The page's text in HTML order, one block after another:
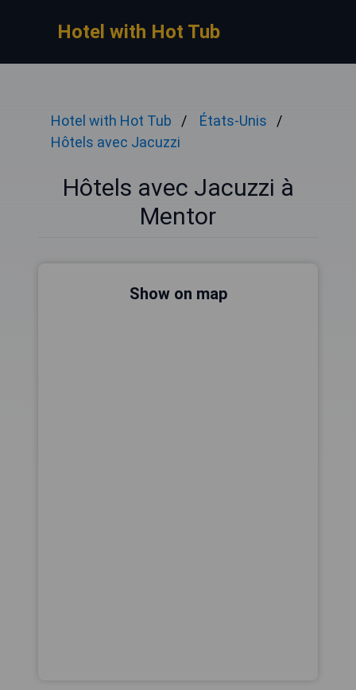
Hotel with Hot Tub
Hotel with Hot Tub
États-Unis
Hôtels avec Jacuzzi
Hôtels avec Jacuzzi à
Mentor
Show on map